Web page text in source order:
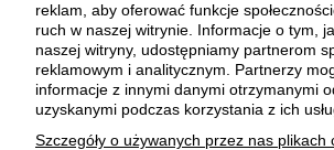
BEZPIECZNE PŁATNOŚCI ORAZ
reklam, aby oferować funkcje
ruch w naszej witrynie. Informacje o tym,
naszej witryny, udostępniamy partnerom
reklamowym i analitycznym. Partnerzy
informacje z innymi danymi otrzymanymi
uzyskanymi podczas korzystania z ich
Szczegóły o używanych przez nas plikach